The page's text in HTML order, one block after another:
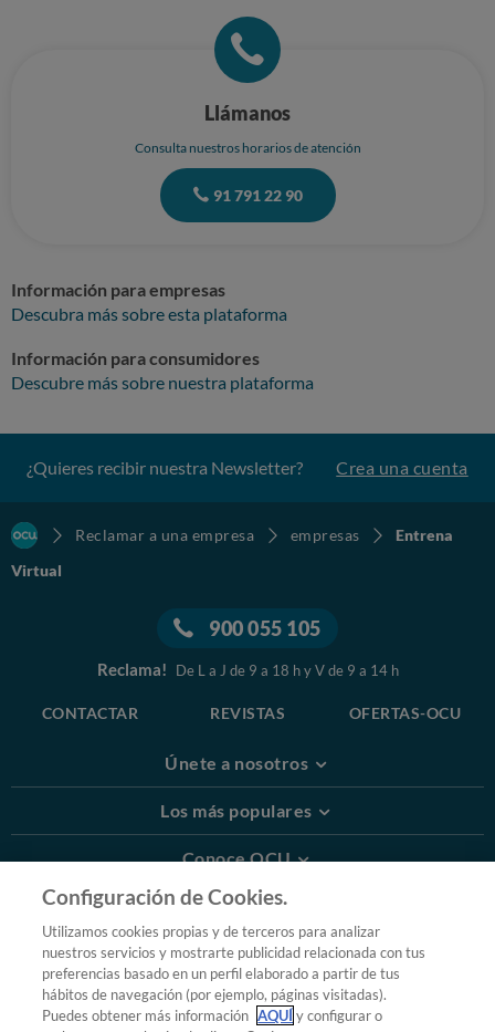
Llámanos
Consulta nuestros horarios de atención
91 791 22 90
Información para empresas
Descubra más sobre esta plataforma
Información para consumidores
Descubre más sobre nuestra plataforma
¿Quieres recibir nuestra Newsletter? Crea una cuenta
Reclamar a una empresa empresas
Entrena
Virtual
900 055 105
Reclama! De L a J de 9 a 18 h y V de 9 a 14 h
CONTACTAR REVISTAS OFERTAS-OCU
Únete a nosotros
Los más populares
Conoce OCU
Más Información
© 2026 OCU
Condiciones generales de contratación de OCU
Política de privacidad
Configuración de Cookies.
Utilizamos cookies propias y de terceros para analizar
nuestros servicios y mostrarte publicidad relacionada con tus
preferencias basado en un perfil elaborado a partir de tus
hábitos de navegación (por ejemplo, páginas visitadas).
Puedes obtener más información AQUÍy configurar o